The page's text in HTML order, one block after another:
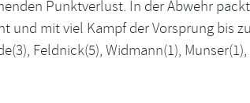
Punktverlust. In der Abwehr
und mit viel Kampf der Vorsprung bis
Feldnick(5), Widmann(1),